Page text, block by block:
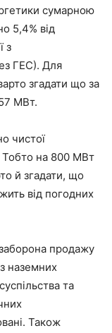
сумарною
5,4% від
з
ГЕС). Для
згадати що за
МВт.
чистої
Тобто на 800 МВт
й згадати, що
від погодних
продажу
наземних
та
Також